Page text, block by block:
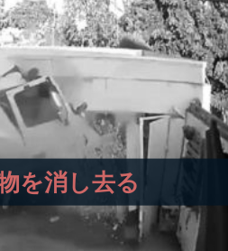
を消し去る